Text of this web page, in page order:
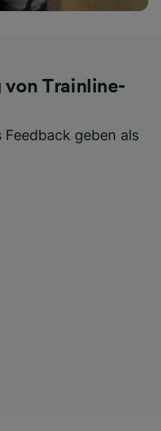
von Trainline-
geben als